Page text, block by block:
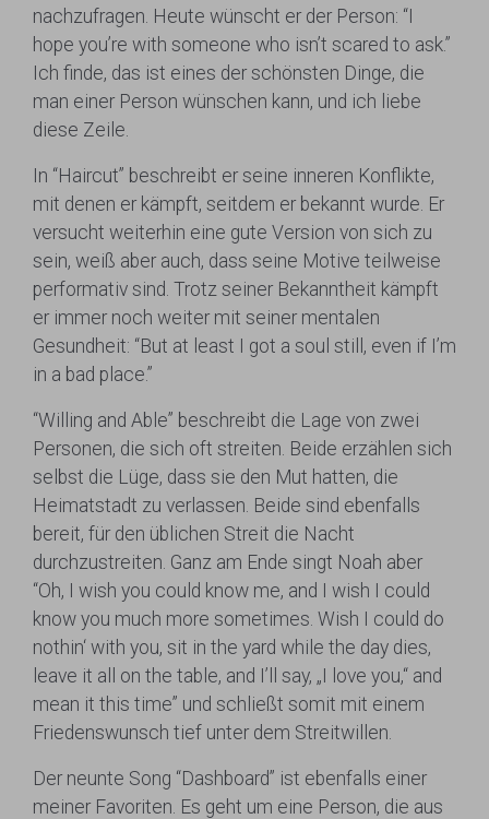
nachzufragen. Heute wünscht er der Person: “I
hope you’re with someone who isn’t scared to ask.”
Ich finde, das ist eines der schönsten Dinge, die
man einer Person wünschen kann, und ich liebe
diese Zeile.
In “Haircut” beschreibt er seine inneren Konflikte,
mit denen er kämpft, seitdem er bekannt wurde. Er
versucht weiterhin eine gute Version von sich zu
sein, weiß aber auch, dass seine Motive teilweise
performativ sind. Trotz seiner Bekanntheit kämpft
er immer noch weiter mit seiner mentalen
Gesundheit: “But at least I got a soul still, even if I’m
in a bad place.”
“Willing and Able” beschreibt die Lage von zwei
Personen, die sich oft streiten. Beide erzählen sich
selbst die Lüge, dass sie den Mut hatten, die
Heimatstadt zu verlassen. Beide sind ebenfalls
bereit, für den üblichen Streit die Nacht
durchzustreiten. Ganz am Ende singt Noah aber
“Oh, I wish you could know me, and I wish I could
know you much more sometimes. Wish I could do
nothin‘ with you, sit in the yard while the day dies,
leave it all on the table, and I’ll say, „I love you,“ and
mean it this time” und schließt somit mit einem
Friedenswunsch tief unter dem Streitwillen.
Der neunte Song “Dashboard” ist ebenfalls einer
meiner Favoriten. Es geht um eine Person, die aus